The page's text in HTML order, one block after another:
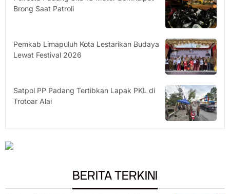
Brong Saat Patroli
Pemkab Limapuluh Kota Lestarikan Budaya
Lewat Festival 2026
Satpol PP Padang Tertibkan Lapak PKL di
Trotoar Alai
BERITA TERKINI